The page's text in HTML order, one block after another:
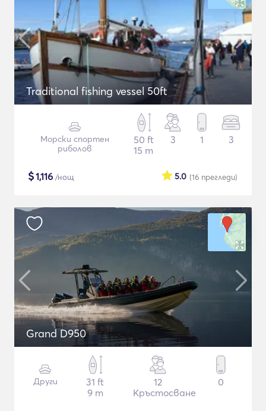
Traditional fishing vessel 50ft
Морски спортен
риболов
50 ft
15 m
3 1 3
$1,116 /нощ (16 прегледи)
5.0
Grand D950
Други
31 ft
9 m
12
Кръстосване
0